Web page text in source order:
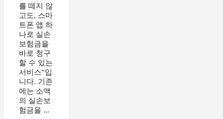
를 떼지 않
고도, 스마
트폰 앱 하
나로 실손
보험금을
바로 청구
할 수 있는
서비스”입
니다. 기존
에는 소액
의 실손보
험금을 ...